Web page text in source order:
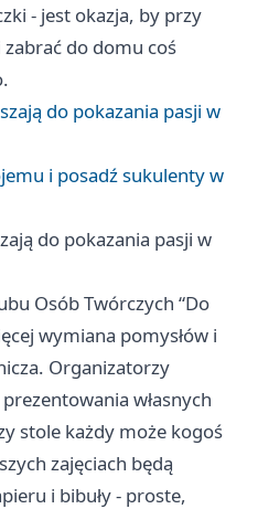
- jest okazja, by przy
do domu coś
do pokazania pasji w
i posadź sukulenty w
do pokazania pasji w
Osób Twórczych “Do
wymiana pomysłów i
Organizatorzy
własnych
stole każdy może kogoś
zajęciach będą
i bibuły - proste,